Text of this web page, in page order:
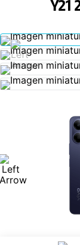
Y21